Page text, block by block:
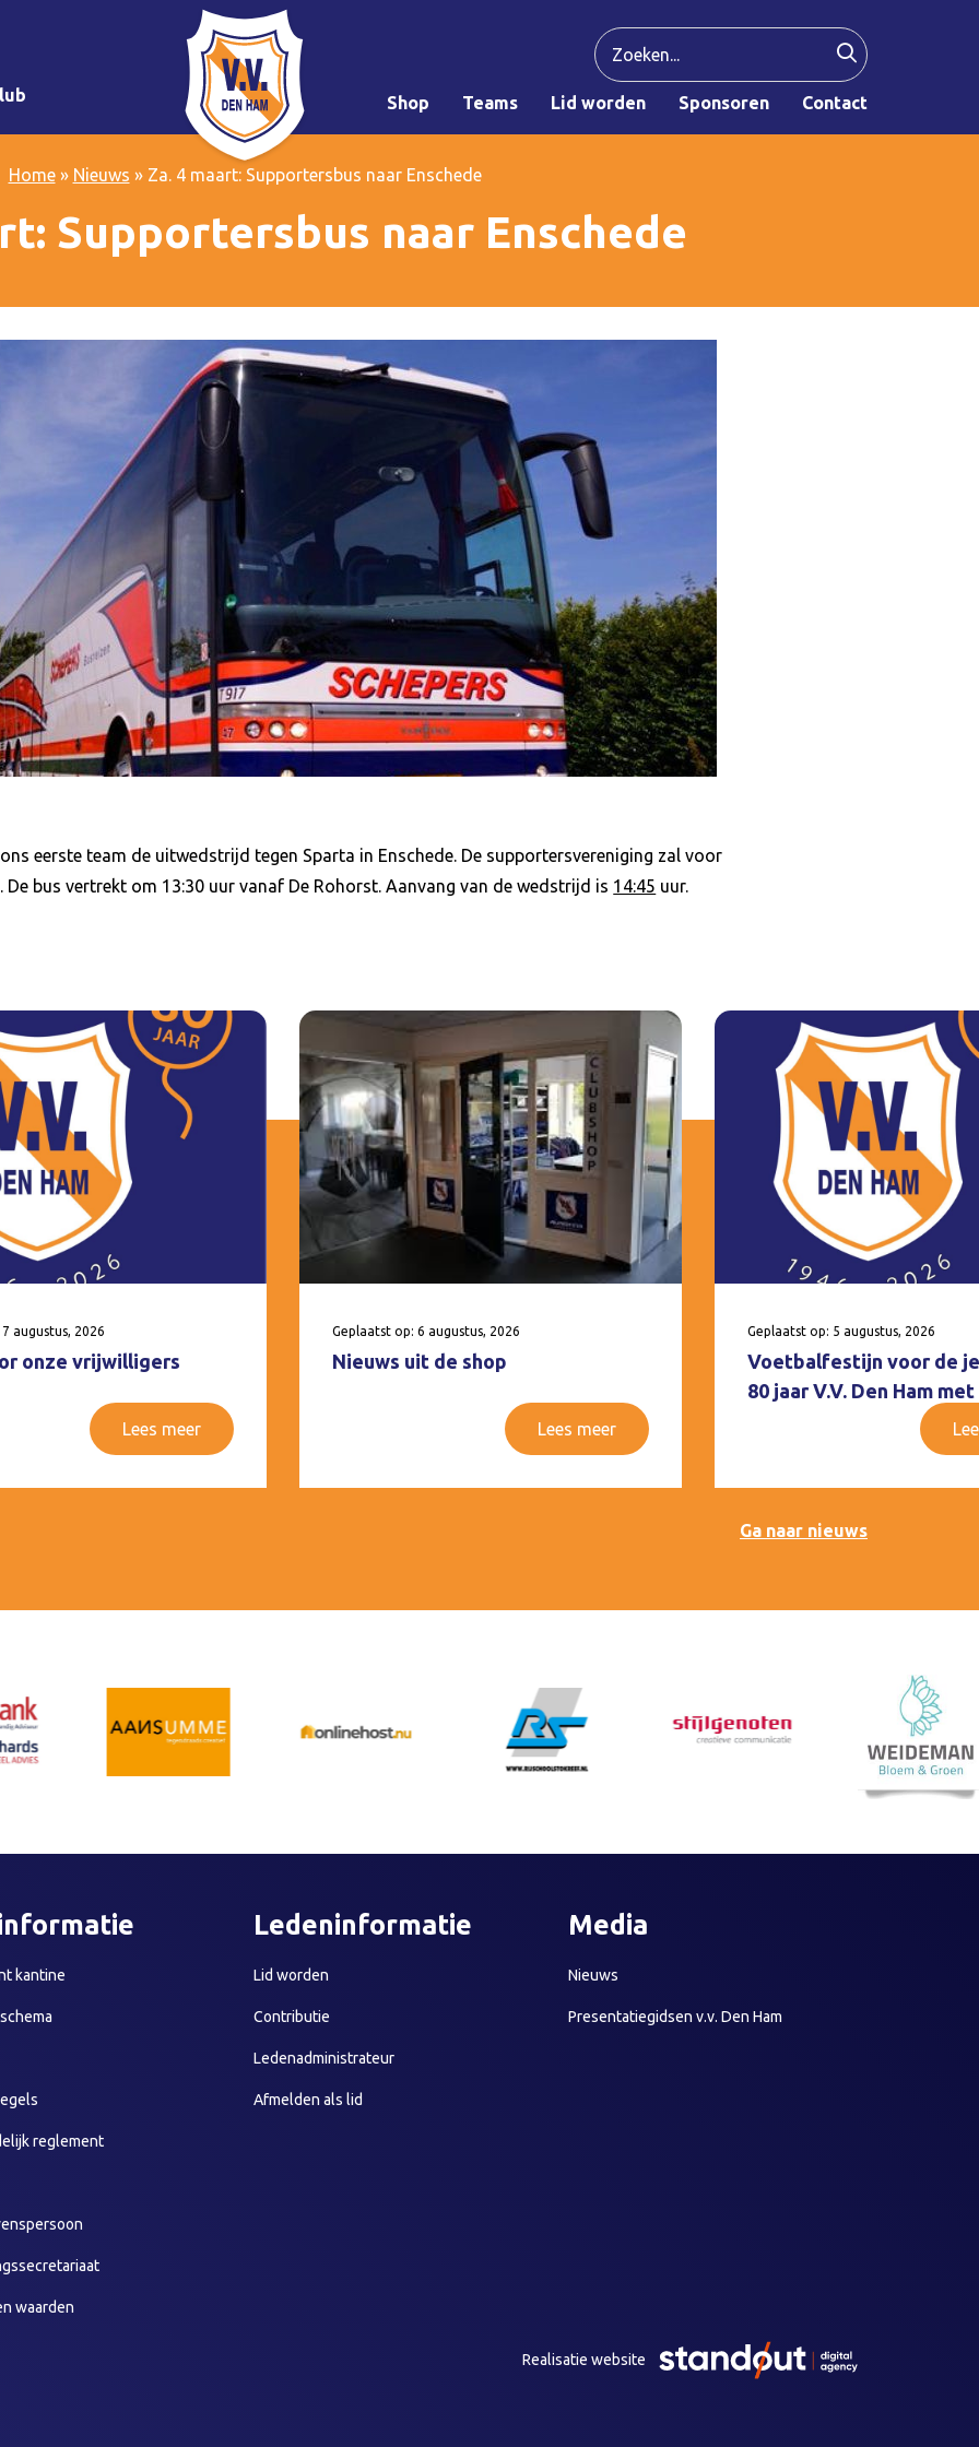
Shop Teams Lid worden Sponsoren Contact
Home» Nieuws » Za. 4 maart: Supportersbus naar Enschede
Supportersbus naar Enschede
eerste team de uitwedstrijd tegen Sparta in Enschede. De supportersvereniging zal voor
bus vertrekt om 13:30 uur vanaf De Rohorst.Aanvang van de wedstrijd is 14:45 uur.
augustus, 2026
onze vrijwilligers
Lees meer
Geplaatst op: 6 augustus, 2026
Nieuws uit de shop
Lees meer
Geplaatst op: 5 augustus, 2026
Voetbalfestijn voor de
80 jaar V.V. Den Ham
Ga naar nieuws
kantine
reglement
waarden
Ledeninformatie
Lid worden
Contributie
Ledenadministrateur
Afmelden als lid
Media
Nieuws
Presentatiegidsen v.v. Den Ham
Realisatie website